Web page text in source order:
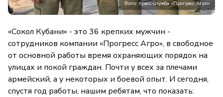
Фото: пресс-служба «Прогресс Агро»
«Сокол Кубани» - это 36 крепких мужчин -
сотрудников компании «Прогресс Агро», в свободное
от основной работы время охраняющих порядок на
улицах и покой граждан. Почти у всех за плечами
армейский, а у некоторых и боевой опыт. И сегодня,
спустя год работы, нашим ребятам, что показать: